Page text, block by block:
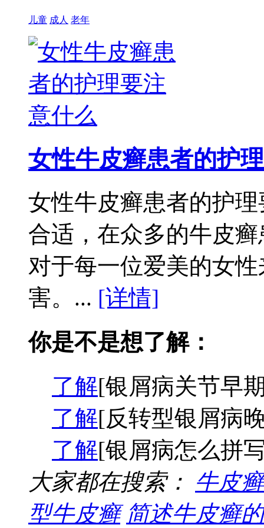
儿童 成人 老年
女性牛皮癣患者的护理
女性牛皮癣患者的护
合适，在众多的牛皮
对于每一位爱美的女
害。... [详情]
你是不是想了解：
了解[银屑病关节早
了解[反转型银屑病
了解[银屑病怎么拼
大家都在搜索： 牛皮
型牛皮癣 简述牛皮癣